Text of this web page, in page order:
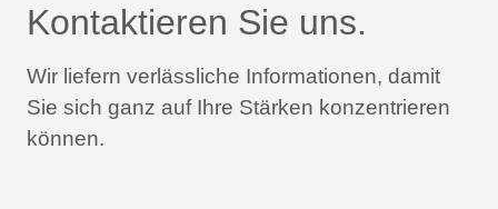
Kontaktieren Sie uns.
Wir liefern verlässliche Informationen, damit
Sie sich ganz auf Ihre Stärken konzentrieren
können.